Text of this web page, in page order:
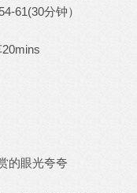
61(30分钟）
的眼光夸夸